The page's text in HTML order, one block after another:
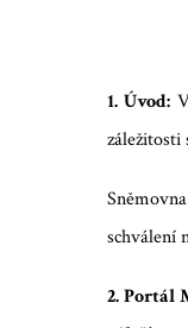
1. Úvod:
záležitosti
schválení
2. Portál